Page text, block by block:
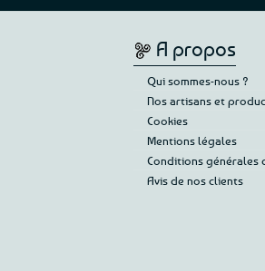
A propos
Qui sommes-nous ?
Nos artisans et
Cookies
Mentions légales
Conditions générales
Avis de nos clients